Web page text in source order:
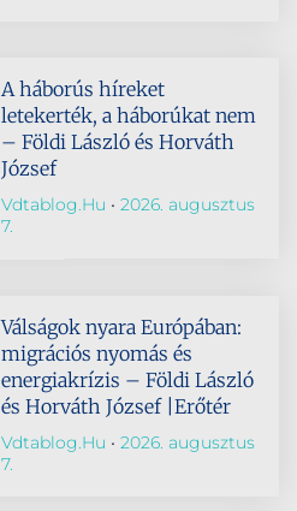
A háborús híreket
letekerték, a háborúkat nem
– Földi László és Horváth
József
Vdtablog.hu
2026. augusztus
7.
Válságok nyara Európában:
migrációs nyomás és
energiakrízis – Földi László
és Horváth József |Erőtér
Vdtablog.hu
2026. augusztus
7.